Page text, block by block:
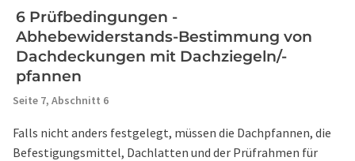
6 Prüfbedingungen -
Abhebewiderstands-Bestimmung von
Dachdeckungen mit Dachziegeln/-
pfannen
Seite 7, Abschnitt 6
Falls nicht anders festgelegt, müssen die Dachpfannen, die
Befestigungsmittel, Dachlatten und der Prüfrahmen für